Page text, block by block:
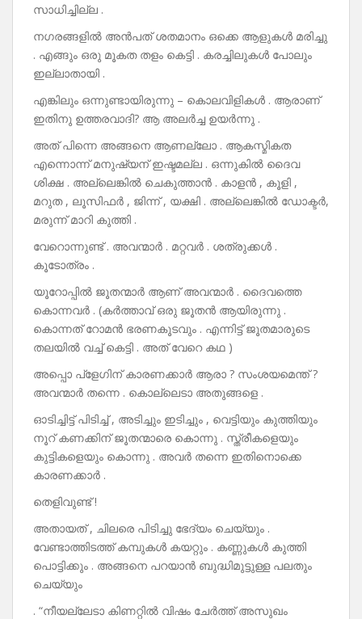
സാധിച്ചില്ല .
നഗരങ്ങളിൽ അൻപത് ശതമാനം ഒക്കെ ആളുകൾ മരിച്ചു
. എങ്ങും ഒരു മൂകത തളം കെട്ടി . കരച്ചിലുകൾ പോലും
ഇല്ലാതായി .
എങ്കിലും ഒന്നുണ്ടായിരുന്നു – കൊലവിളികൾ . ആരാണ്
ഇതിനു ഉത്തരവാദി? ആ അലർച്ച ഉയർന്നു .
അത് പിന്നെ അങ്ങനെ ആണല്ലോ . ആകസ്മികത
എന്നൊന്ന് മനുഷ്യന് ഇഷ്ടമല്ല . ഒന്നുകിൽ ദൈവ
ശിക്ഷ . അല്ലെങ്കിൽ ചെകുത്താൻ . കാളൻ , കൂളി ,
മറുത , ലൂസിഫർ , ജിന്ന് , യക്ഷി . അല്ലെങ്കിൽ ഡോക്ടർ,
മരുന്ന് മാറി കുത്തി .
വേറൊന്നുണ്ട് . അവന്മാർ . മറ്റവർ . ശത്രുക്കൾ .
കൂടോത്രം .
യൂറോപ്പിൽ ജൂതന്മാർ ആണ് അവന്മാർ . ദൈവത്തെ
കൊന്നവർ . (കർത്താവ് ഒരു ജൂതൻ ആയിരുന്നു .
കൊന്നത് റോമൻ ഭരണകൂടവും . എന്നിട്ട് ജൂതമാരുടെ
തലയിൽ വച്ച് കെട്ടി . അത് വേറെ കഥ )
അപ്പൊ പ്ളേഗിന് കാരണക്കാർ ആരാ ? സംശയമെന്ത് ?
അവന്മാർ തന്നെ . കൊല്ലെടാ അതുങ്ങളെ .
ഓടിച്ചിട്ട് പിടിച്ച് , അടിച്ചും ഇടിച്ചും , വെട്ടിയും കുത്തിയും
നൂറ് കണക്കിന് ജൂതന്മാരെ കൊന്നു . സ്ത്രീകളെയും
കുട്ടികളെയും കൊന്നു . അവർ തന്നെ ഇതിനൊക്കെ
കാരണക്കാർ .
തെളിവുണ്ട് !
അതായത് , ചിലരെ പിടിച്ചു ഭേദ്യം ചെയ്യും .
വേണ്ടാത്തിടത്ത് കമ്പുകൾ കയറ്റും . കണ്ണുകൾ കുത്തി
പൊട്ടിക്കും . അങ്ങനെ പറയാൻ ബുദ്ധിമുട്ടുള്ള പലതും
ചെയ്യും
. “നീയല്ലേടാ കിണറ്റിൽ വിഷം ചേർത്ത് അസുഖം